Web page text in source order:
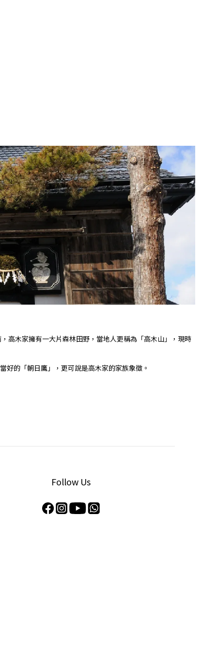
高木家擁有一大片森林田野，當地人更稱為「高木山」，現時
好的「朝日鷹」，更可說是高木家的家族象徵。
Follow Us